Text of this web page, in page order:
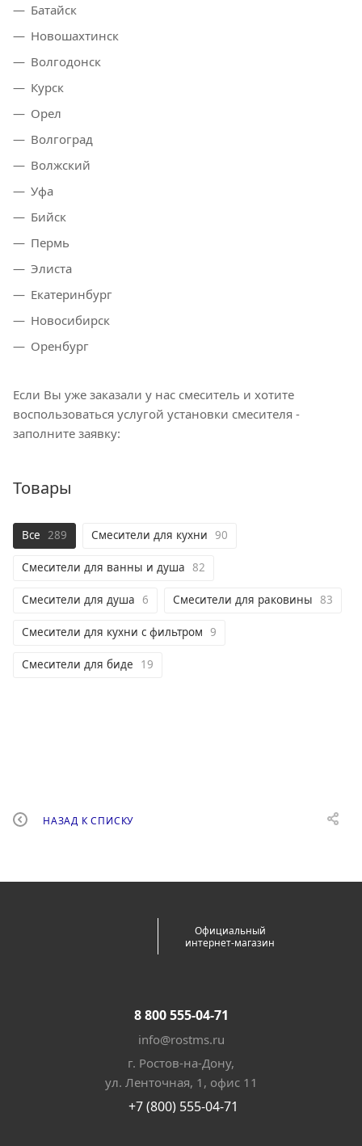
Батайск
Новошахтинск
Волгодонск
Курск
Орел
Волгоград
Волжский
Уфа
Бийск
Пермь
Элиста
Екатеринбург
Новосибирск
Оренбург
Если Вы уже заказали у нас смеситель и хотите
воспользоваться услугой установки смесителя -
заполните заявку:
Товары
Все 289 Смесители для кухни 90
Смесители для ванны и душа 82
Смесители для душа 6 Смесители для раковины 83
Смесители для кухни с фильтром 9
Смесители для биде 19
НАЗАД К СПИСКУ
Официальный
интернет-магазин
8 800 555-04-71
info@rostms.ru
г. Ростов-на-Дону,
ул. Ленточная, 1, офис 11
+7 (800) 555-04-71